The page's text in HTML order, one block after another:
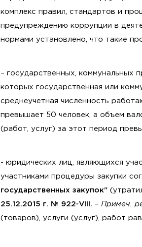
комплекс правил, стандартов и
предупреждению коррупции в
нормами установлено, что такие
– государственных, коммунальных
которых государственная или
среднеучетная численность
превышает 50 человек, а объем
(работ, услуг) за этот период
- юридических лиц, являющихся
участниками процедуры закупки
государственных закупок"
25.12.2015 г. № 922-VIII. –Примеч.
(товаров), услуги (услуг), работ